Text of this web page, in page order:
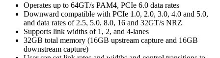
Operates up to 64GT/s PAM4, PCIe 6.0 data rates
Downward compatible with PCIe 1.0, 2.0, 3.0, 4.0 and 5.0,
and data rates of 2.5, 5.0, 8.0, 16 and 32GT/s NRZ
Supports link widths of 1, 2, and 4-lanes
32GB total memory (16GB upstream capture and 16GB
downstream capture)